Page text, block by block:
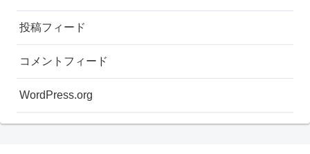
投稿フィード
コメントフィード
WordPress.org